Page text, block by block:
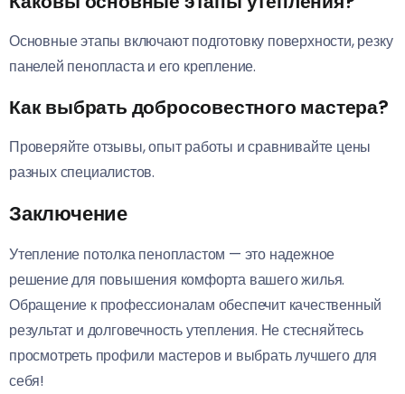
Основные этапы включают подготовку поверхности, резку
панелей пенопласта и его крепление.
Как выбрать добросовестного мастера?
Проверяйте отзывы, опыт работы и сравнивайте цены
разных специалистов.
Заключение
Утепление потолка пенопластом — это надежное
решение для повышения комфорта вашего жилья.
Обращение к профессионалам обеспечит качественный
результат и долговечность утепления. Не стесняйтесь
просмотреть профили мастеров и выбрать лучшего для
себя!